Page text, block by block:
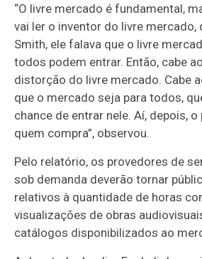
“O livre mercado é fundamental,
vai ler o inventor do livre mercado,
Smith, ele falava que o livre
todos podem entrar. Então, cabe
distorção do livre mercado. Cabe
que o mercado seja para todos,
chance de entrar nele. Aí, depois,
quem compra”, observou.
Pelo relatório, os provedores de
sob demanda deverão tornar
relativos à quantidade de horas
visualizações de obras
catálogos disponibilizados ao